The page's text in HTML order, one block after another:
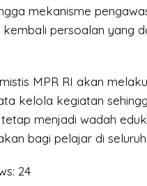
mekanisme
persoalan yang
MPR RI akan
kelola kegiatan
menjadi wadah
bagi pelajar di
24